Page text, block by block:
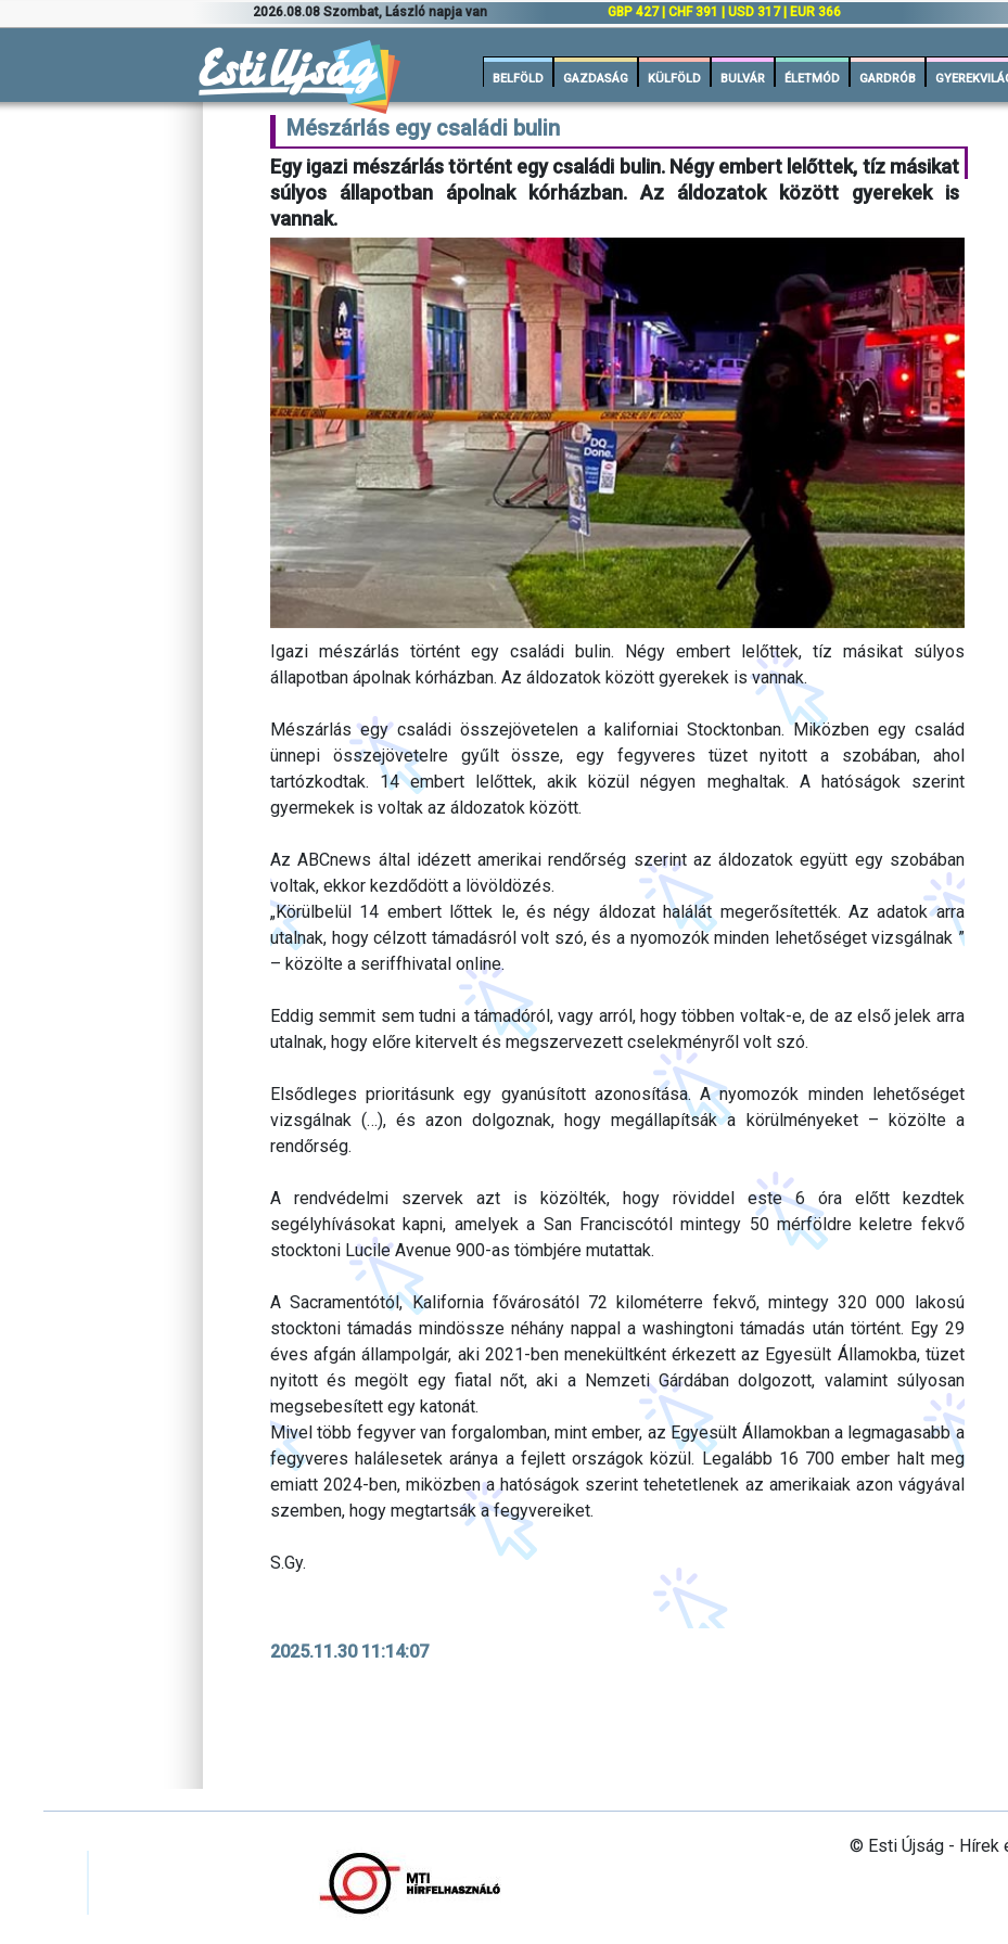
2026.08.08 Szombat, László napja van GBP 427 | CHF 391 | USD 317 | EUR 366
BELFÖLD GAZDASÁG KÜLFÖLD BULVÁR ÉLETMÓD GARDRÓB
Mészárlás egy családi bulin
Egy igazi mészárlás történt egy családi bulin. Négy embert lelőttek, tíz másikat
súlyos állapotban ápolnak kórházban. Az áldozatok között gyerekek is
vannak.
Igazi mészárlás történt egy családi bulin. Négy embert lelőttek, tíz másikat súlyos
állapotban ápolnak kórházban. Az áldozatok között gyerekek is vannak.
Mészárlás egy családi összejövetelen a kaliforniai Stocktonban. Miközben egy család
ünnepi összejövetelre gyűlt össze, egy fegyveres tüzet nyitott a szobában, ahol
tartózkodtak. 14 embert lelőttek, akik közül négyen meghaltak. A hatóságok szerint
gyermekek is voltak az áldozatok között.
Az ABCnews által idézett amerikai rendőrség szerint az áldozatok együtt egy szobában
voltak, ekkor kezdődött a lövöldözés.
„Körülbelül 14 embert lőttek le, és négy áldozat halálát megerősítették. Az adatok arra
utalnak, hogy célzott támadásról volt szó, és a nyomozók minden lehetőséget vizsgálnak ”
– közölte a seriffhivatal online.
Eddig semmit sem tudni a támadóról, vagy arról, hogy többen voltak-e, de az első jelek arra
utalnak, hogy előre kitervelt és megszervezett cselekményről volt szó.
Elsődleges prioritásunk egy gyanúsított azonosítása. A nyomozók minden lehetőséget
vizsgálnak (…), és azon dolgoznak, hogy megállapítsák a körülményeket – közölte a
rendőrség.
A rendvédelmi szervek azt is közölték, hogy röviddel este 6 óra előtt kezdtek
segélyhívásokat kapni, amelyek a San Franciscótól mintegy 50 mérföldre keletre fekvő
stocktoni Lucile Avenue 900-as tömbjére mutattak.
A Sacramentótól, Kalifornia fővárosától 72 kilométerre fekvő, mintegy 320 000 lakosú
stocktoni támadás mindössze néhány nappal a washingtoni támadás után történt. Egy 29
éves afgán állampolgár, aki 2021-ben menekültként érkezett az Egyesült Államokba, tüzet
nyitott és megölt egy fiatal nőt, aki a Nemzeti Gárdában dolgozott, valamint súlyosan
megsebesített egy katonát.
Mivel több fegyver van forgalomban, mint ember, az Egyesült Államokban a legmagasabb a
fegyveres halálesetek aránya a fejlett országok közül. Legalább 16 700 ember halt meg
emiatt 2024-ben, miközben a hatóságok szerint tehetetlenek az amerikaiak azon vágyával
szemben, hogy megtartsák a fegyvereiket.
S.Gy.
2025.11.30 11:14:07
© Esti Újság - Hírek